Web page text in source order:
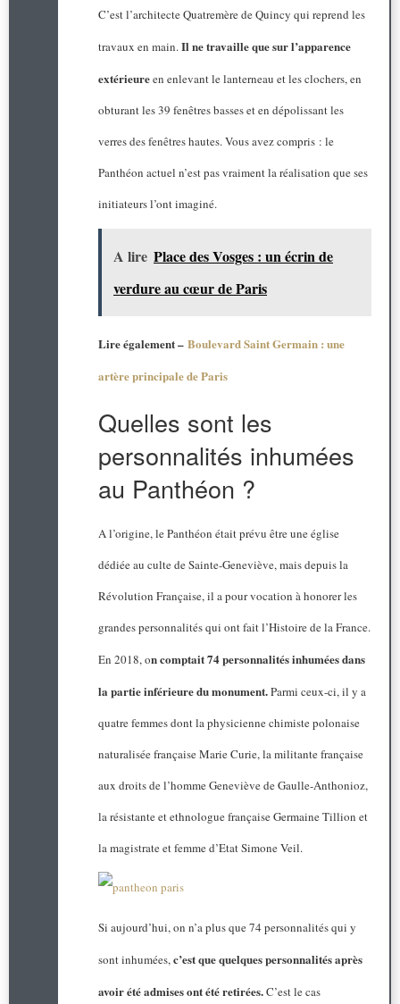
C’est l’architecte Quatremère de Quincy qui reprend les
travaux en main.Il ne travaille que sur l’apparence
extérieureen enlevant le lanterneau et les clochers, en
obturant les 39 fenêtres basses et en dépolissant les
verres des fenêtres hautes. Vous avez compris : le
Panthéon actuel n’est pas vraiment la réalisation que ses
initiateurs l’ont imaginé.
A lire Place des Vosges : un écrin de
verdure au cœur de Paris
Lire également – Boulevard Saint Germain : une
artère principale de Paris
Quelles sont les
personnalités inhumées
au Panthéon ?
A l’origine, le Panthéon était prévu être une église
dédiée au culte de Sainte-Geneviève, mais depuis la
Révolution Française, il a pour vocation à honorer les
grandes personnalités qui ont fait l’Histoire de la France.
En 2018, on comptait 74 personnalités inhumées dans
la partie inférieure du monument.Parmi ceux-ci, il y a
quatre femmes dont la physicienne chimiste polonaise
naturalisée française Marie Curie, la militante française
aux droits de l’homme Geneviève de Gaulle-Anthonioz,
la résistante et ethnologue française Germaine Tillion et
la magistrate et femme d’Etat Simone Veil.
Si aujourd’hui, on n’a plus que 74 personnalités qui y
sont inhumées,c’est que quelques personnalités après
avoir été admises ont été retirées.C’est le cas